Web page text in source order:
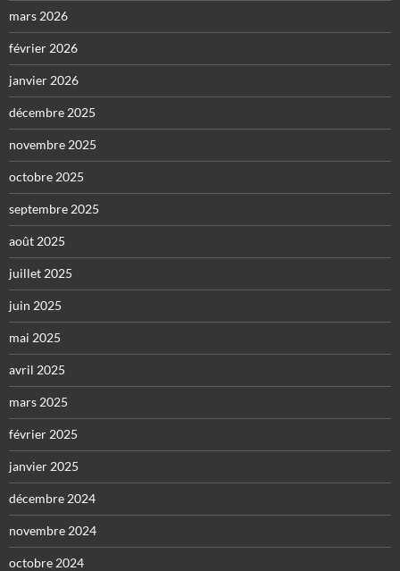
mars 2026
février 2026
janvier 2026
décembre 2025
novembre 2025
octobre 2025
septembre 2025
août 2025
juillet 2025
juin 2025
mai 2025
avril 2025
mars 2025
février 2025
janvier 2025
décembre 2024
novembre 2024
octobre 2024